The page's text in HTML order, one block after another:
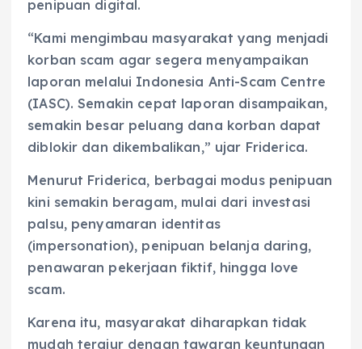
penipuan digital.
“Kami mengimbau masyarakat yang menjadi
korban scam agar segera menyampaikan
laporan melalui Indonesia Anti-Scam Centre
(IASC). Semakin cepat laporan disampaikan,
semakin besar peluang dana korban dapat
diblokir dan dikembalikan,” ujar Friderica.
Menurut Friderica, berbagai modus penipuan
kini semakin beragam, mulai dari investasi
palsu, penyamaran identitas
(impersonation), penipuan belanja daring,
penawaran pekerjaan fiktif, hingga love
scam.
Karena itu, masyarakat diharapkan tidak
mudah tergiur dengan tawaran keuntungan